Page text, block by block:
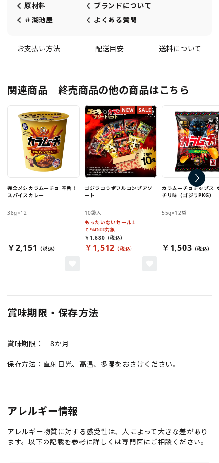
原材料
ブランドについて
＃湖池屋
よくある質問
お支払い方法 配送目安 送料について
関連商品 終売商品の他の商品はこちら
完全メシカラムーチョ 辛旨！
スパイスカレー
38g×12
￥2,151
ゴジラコラボフルコンプアソ
ート
10袋入
もったいないセール１
０％OFF対象
￥1,512
￥1,680
カラムーチョチップス
チリ味（ゴジラPKG）
55g×12袋
￥1,503
賞味期限・保存方法
賞味期限： 8か月
保存方法：直射日光、高温、多湿をおさけください。
アレルギー情報
アレルギー物質に対する感受性は、人によって大きな差があり
ます。以下の記載を参考に詳しくは専門医にご相談ください。